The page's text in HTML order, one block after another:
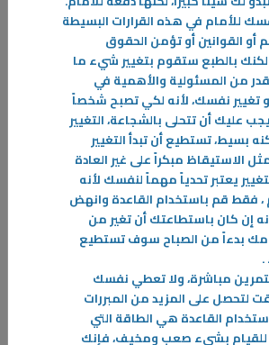
للأمام في هذه القرارات البسيطة
أو القوانين أو تؤمن الحقوق
بالطبع ستقوم بتغيير شيء ما
من المسئولية والأهمية في
تغيير نفسك، لأنه لكي تصبح شخصاً
عليك أن تتحلى بالشجاعة، التغيير
بسيط، تستطيع أن تبدأ التغيير
الاستيقاظ مبكراً على غير العادة
يعتبر تحدياً مهماً لنفسك لأنه
، فقط قم باستخدام القاعدة وانهض
إن كان باستطاعتك أن تغير من
بدءاً من الصباح سوف تستطيع
.
مباشرة، ولا تعطي نفسك
لتحصل على المزيد من المبررات
القاعدة هي الطاقة التي
بشيء صعب ومخيف، فإنك